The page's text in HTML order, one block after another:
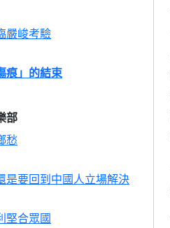
嚴峻考驗
痕」的結束
部
愁
是要回到中國人立場解決
堅合眾國